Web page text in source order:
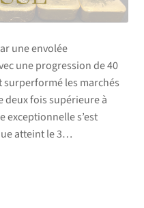
une envolée
une progression de 40
surperformé les marchés
deux fois supérieure à
exceptionnelle s’est
atteint le 3…